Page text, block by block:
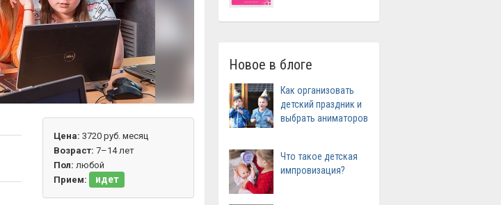
Цена: 3720 руб. месяц
Возраст: 7–14 лет
Пол: любой
Прием:
идет
Новое в блоге
Как организовать
детский праздник и
выбрать аниматоров
Что такое детская
импровизация?